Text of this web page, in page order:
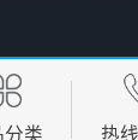
伊顿C60灌浆料 设备基础安装 梁柱改造加固二次灌浆料
分类 热